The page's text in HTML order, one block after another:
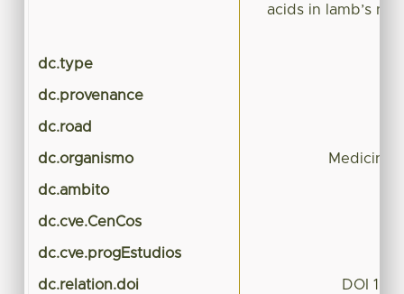
acids in lamb’s
dc.type
dc.provenance
dc.road
dc.organismo Medicina
dc.ambito
dc.cve.CenCos
dc.cve.progEstudios
dc.relation.doi DOI